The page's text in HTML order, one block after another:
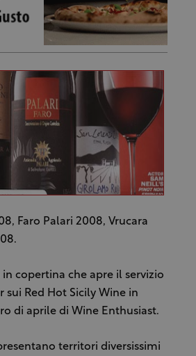
Faro Palari 2008, Vrucara
in copertina che apre il servizio
sui Red Hot Sicily Wine in
di aprile di Wine Enthusiast.
territori diversissimi